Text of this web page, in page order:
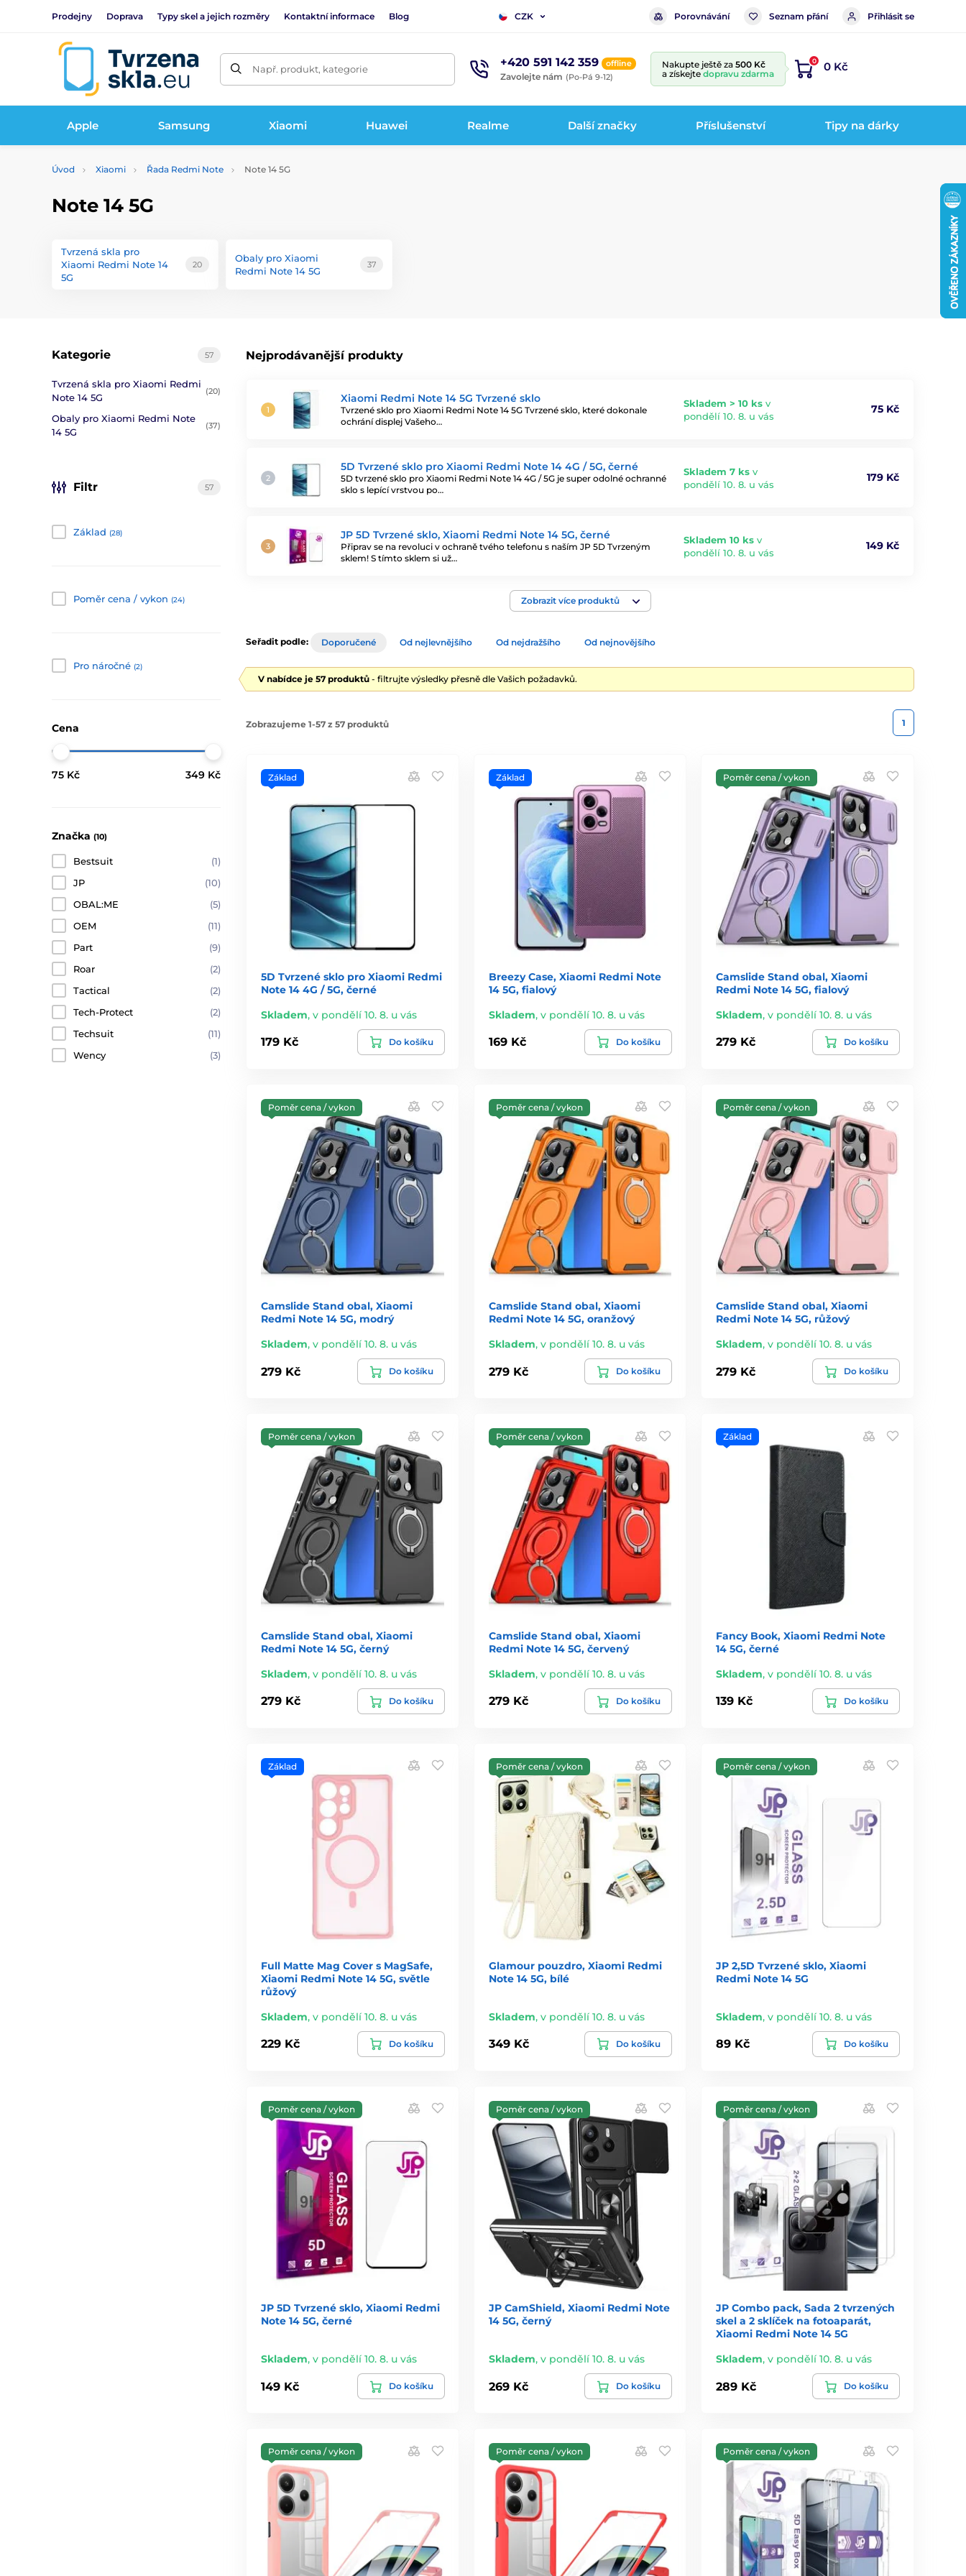
Prodejny Doprava Typy skel a jejich rozměry Kontaktní informace Blog CZK Porovnávání Seznam přání Přihlásit se
Např. produkt, kategorie +420 591 142 359 offline
Zavolejte nám (Po-Pá 9-12)
Nakupte ještě za 500 Kč
a získejte dopravu zdarma
0 0 Kč
Apple Samsung Xiaomi Huawei Realme Další značky Příslušenství Tipy na dárky
Úvod Xiaomi Řada Redmi Note Note 14 5G
Note 14 5G
Tvrzená skla pro
Xiaomi Redmi Note 14
5G
20
Obaly pro Xiaomi
Redmi Note 14 5G
37
Nejprodávanější produkty
Xiaomi Redmi Note 14 5G Tvrzené sklo
Tvrzené sklo pro Xiaomi Redmi Note 14 5G Tvrzené sklo, které dokonale
ochrání displej Vašeho…
Skladem > 10 ks v
pondělí 10. 8. u vás
75 Kč
5D Tvrzené sklo pro Xiaomi Redmi Note 14 4G / 5G, černé
5D tvrzené sklo pro Xiaomi Redmi Note 14 4G / 5G je super odolné ochranné
sklo s lepící vrstvou po…
Skladem 7 ks v
pondělí 10. 8. u vás
179 Kč
JP 5D Tvrzené sklo, Xiaomi Redmi Note 14 5G, černé
Připrav se na revoluci v ochraně tvého telefonu s naším JP 5D Tvrzeným
sklem! S tímto sklem si už…
Skladem 10 ks v
pondělí 10. 8. u vás
149 Kč
Zobrazit více produktů
57
Kategorie
Tvrzená skla pro Xiaomi Redmi
Note 14 5G
(20)
Obaly pro Xiaomi Redmi Note
14 5G
(37)
Filtr 57
Základ (28)
Poměr cena / vykon (24)
Pro náročné (2)
Cena
75 Kč 349 Kč
Značka (10)
Bestsuit
(1)
JP
(10)
OBAL:ME
(5)
OEM
(11)
Part
(9)
Roar
(2)
Tactical
(2)
Tech-Protect
(2)
Techsuit
(11)
Wency
(3)
Seřadit podle: Doporučené Od nejlevnějšího Od nejdražšího Od nejnovějšího
V nabídce je 57 produktů - filtrujte výsledky přesně dle Vašich požadavků.
Zobrazujeme 1-57 z 57 produktů 1
Základ
5D Tvrzené sklo pro Xiaomi Redmi
Note 14 4G / 5G, černé
Skladem, v pondělí 10. 8. u vás
179 Kč Do košíku
Základ
Breezy Case, Xiaomi Redmi Note
14 5G, fialový
Skladem, v pondělí 10. 8. u vás
169 Kč Do košíku
Poměr cena / vykon
Camslide Stand obal, Xiaomi
Redmi Note 14 5G, fialový
Skladem,v pondělí 10. 8. u vás
279 Kč Do košíku
Poměr cena / vykon
Camslide Stand obal, Xiaomi
Redmi Note 14 5G, modrý
Skladem, v pondělí 10. 8. u vás
279 Kč Do košíku
Poměr cena / vykon
Camslide Stand obal, Xiaomi
Redmi Note 14 5G, oranžový
Skladem, v pondělí 10. 8. u vás
279 Kč Do košíku
Poměr cena / vykon
Camslide Stand obal, Xiaomi
Redmi Note 14 5G, růžový
Skladem,v pondělí 10. 8. u vás
279 Kč Do košíku
Poměr cena / vykon
Camslide Stand obal, Xiaomi
Redmi Note 14 5G, černý
Skladem, v pondělí 10. 8. u vás
279 Kč Do košíku
Poměr cena / vykon
Camslide Stand obal, Xiaomi
Redmi Note 14 5G, červený
Skladem, v pondělí 10. 8. u vás
279 Kč Do košíku
Základ
Fancy Book, Xiaomi Redmi Note
14 5G, černé
Skladem,v pondělí 10. 8. u vás
139 Kč Do košíku
Základ
Full Matte Mag Cover s MagSafe,
Xiaomi Redmi Note 14 5G, světle
růžový
Skladem, v pondělí 10. 8. u vás
229 Kč Do košíku
Poměr cena / vykon
Glamour pouzdro, Xiaomi Redmi
Note 14 5G, bílé
Skladem, v pondělí 10. 8. u vás
349 Kč Do košíku
Poměr cena / vykon
JP 2,5D Tvrzené sklo, Xiaomi
Redmi Note 14 5G
Skladem,v pondělí 10. 8. u vás
89 Kč Do košíku
Poměr cena / vykon
JP 5D Tvrzené sklo, Xiaomi Redmi
Note 14 5G, černé
Skladem, v pondělí 10. 8. u vás
149 Kč Do košíku
Poměr cena / vykon
JP CamShield, Xiaomi Redmi Note
14 5G, černý
Skladem, v pondělí 10. 8. u vás
269 Kč Do košíku
Poměr cena / vykon
JP Combo pack, Sada 2 tvrzených
skel a 2 sklíček na fotoaparát,
Xiaomi Redmi Note 14 5G
Skladem,v pondělí 10. 8. u vás
289 Kč Do košíku
Poměr cena / vykon Poměr cena / vykon Poměr cena / vykon